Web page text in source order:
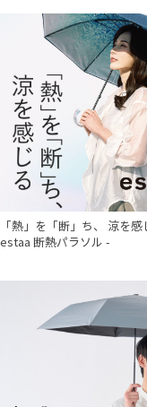
「熱」を「断」ち、 涼を感
estaa 断熱パラソル -